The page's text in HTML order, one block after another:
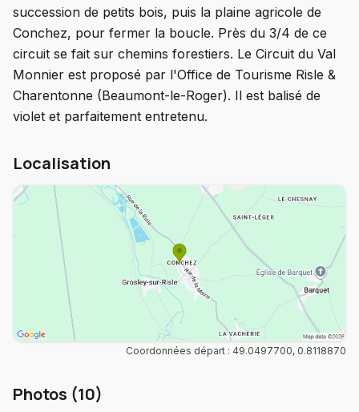
succession de petits bois, puis la plaine agricole de
Conchez, pour fermer la boucle. Près du 3/4 de ce
circuit se fait sur chemins forestiers. Le Circuit du Val
Monnier est proposé par l'Office de Tourisme Risle &
Charentonne (Beaumont-le-Roger). Il est balisé de
violet et parfaitement entretenu.
Localisation
Coordonnées départ : 49.0497700, 0.8118870
Photos (10)